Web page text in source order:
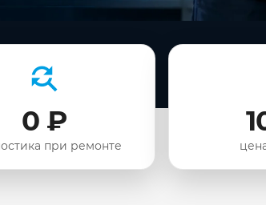
0 ₽
при ремонте